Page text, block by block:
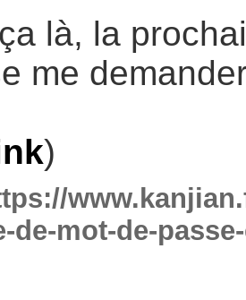
là, la
me
)
de-mot-de-